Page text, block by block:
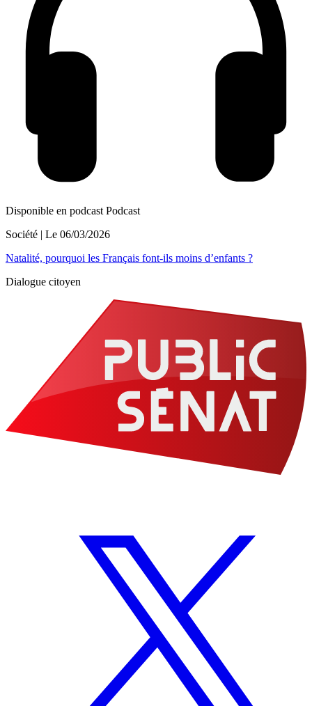
Disponible en podcast Podcast
Société | Le 06/03/2026
Natalité, pourquoi les Français font-ils moins d’enfants ?
Dialogue citoyen